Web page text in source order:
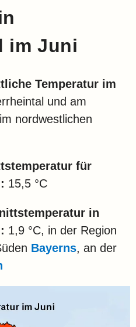
im Juni
Temperatur im
und am
nordwestlichen
für
15,5 °C
in
1,9 °C, in der Region
Bayerns, an der